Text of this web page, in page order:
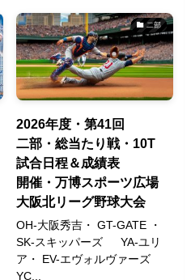
二部
2026年度・第41回
二部・総当たり戦・10T
試合日程＆成績表
開催・万博スポーツ広場
大阪北リーグ野球大会
OH-大阪秀吉・ GT-GATE ・
SK-スキッパーズ YA-ユリ
ア・ EV-エヴォルヴァーズ
YC...